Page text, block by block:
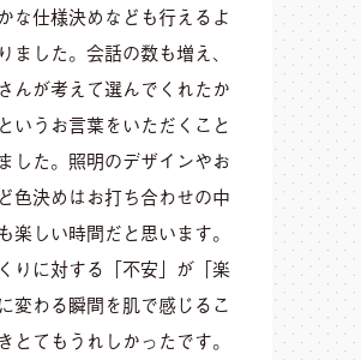
な仕様決めなども行えるよ
ました。会話の数も増え、
さんが考えて選んでくれたか
いうお言葉をいただくこと
した。照明のデザインやお
色決めはお打ち合わせの中
楽しい時間だと思います。
りに対する「不安」が「楽
変わる瞬間を肌で感じるこ
とてもうれしかったです。